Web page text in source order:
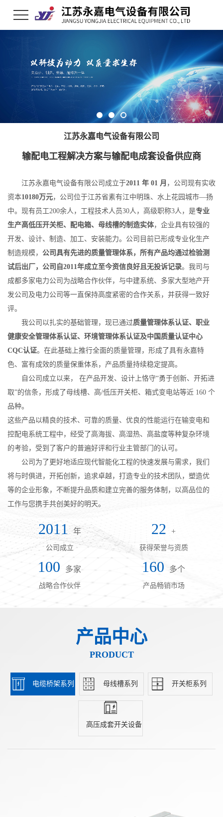
江苏永嘉电气设备有限公司
输配电工程解决方案与输配电成套设备供应商
江苏永嘉电气设备有限公司成立于2011 年 01 月 ，公司现有实收
资本10180万元，公司位于江苏省素有江中明珠、水上花园城市—扬
中。现有员工200余人，工程技术人员30人，高级职称3人，是专业
生产高低压开关柜、配电箱、母线槽的制造实体，企业具有较强的
开发、设计、制造、加工、安装能力。公司目前已形成专业化生产
制造规模， 公司具有先进的质量管理体系，所有产品均通过检验测
试后出厂，公司自2011年成立至今资信良好且无投诉记录。我司与
成都多家电力公司为战略合作伙伴，与中建系统、多家大型地产开
发公司及电力公司等一直保持高度紧密的合作关系，并获得一致好
评。
我公司以扎实的基础管理，现已通过质量管理体系认证、职业
健康安全管理体系认证、环境管理体系认证及中国质量认证中心
CQC认证。在此基础上推行全面的质量管理，形成了具有永嘉特
色、富有成效的质量保重体系，产品质量持续稳定提高。
自公司成立以来， 在产品开发、设计上恪守“勇于创新、开拓进
取”的信条，形成了母线槽、高/低压开关柜、箱式变电站等近 160 个
品种。
这些产品以精良的技术、可靠的质量、优良的性能运行在输变电和
控配电系统工程中，经受了高海拔、高湿热、高盐度等种复杂环境
的考验，受到了客户的普遍好评和行业主管部门的认可。
公司为了更好地适应现代智能化工程的快速发展与需求，我们
将与时俱进，开拓创新，追求卓越，打造专业的技术团队，塑造优
等的企业形象，不断提升品质和建立完善的服务体制，以高品位的
工作与您携手共创美好的明天。
2011 年
公司成立
22 +
获得荣誉与资质
100 多家
战略合作伙伴
160 多个
产品畅销市场
产品中心
PRODUCT
电缆桥架系列 母线槽系列 开关柜系列
高压成套开关设备